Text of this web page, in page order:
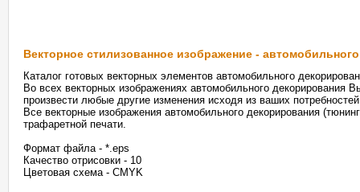
Векторное стилизованное изображение -
Каталог готовых векторных элементов автомобильного
Во всех векторных изображениях автомобильного декорирования
произвести любые другие изменения исходя из ваших
Все векторные изображения автомобильного декорирования
трафаретной печати.
Формат файла - *.eps
Качество отрисовки - 10
Цветовая схема - CMYK